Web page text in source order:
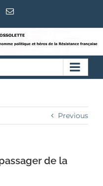
Email
Previous
de la